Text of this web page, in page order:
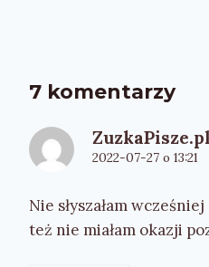
7 komentarzy
ZuzkaPisze.pl
2022-07-27 o 13:21
Nie słyszałam
też nie miałam okazji